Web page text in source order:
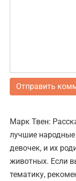
Марк Твен:
лучшие народные
девочек, и их
животных. Если
тематику,